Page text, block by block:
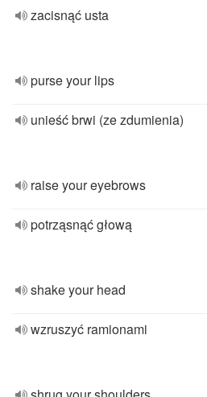
zacisnąć usta
purse your lips
unieść brwi (ze zdumienia)
raise your eyebrows
potrząsnąć głową
shake your head
wzruszyć ramionami